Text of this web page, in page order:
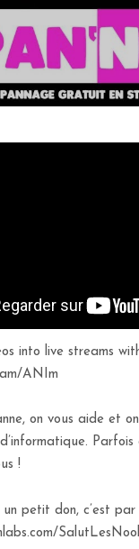
into live streams
ANIm
on vous aide et
!
un petit don, c’est par